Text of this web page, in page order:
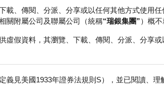
載、傳閱、分派、分享或以任何其他方式使用
關附屬公司及聯屬公司（統稱“瑞銀集團”）概
虛假資料，其瀏覽、下載、傳閱、分派、分享
義見美國1933年證券法規則S），並已閱讀、理
際